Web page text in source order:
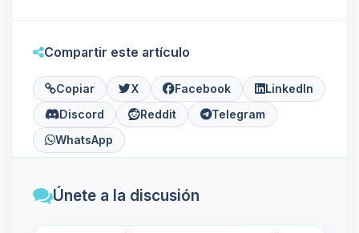
Compartir este artículo
Copiar X Facebook
LinkedIn
Discord
Reddit
Telegram
WhatsApp
Únete a la discusión